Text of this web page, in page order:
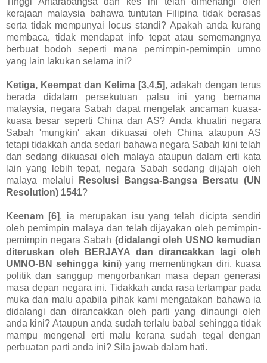
kerajaan malaysia bahawa tuntutan Filipina tidak berasas
serta tidak mempunyai locus standi? Apakah anda kurang
membaca, tidak mendapat info tepat atau sememangnya
berbuat bodoh seperti mana pemimpin-pemimpin umno
yang lain lakukan selama ini?
Ketiga, Keempat dan Kelima [3,4,5], adakah dengan terus
berada didalam persekutuan palsu ini yang bernama
malaysia, negara Sabah dapat mengelak ancaman kuasa-
kuasa besar seperti China dan AS? Anda khuatiri negara
Sabah 'mungkin' akan dikuasai oleh China ataupun AS
tetapi tidakkah anda sedari bahawa negara Sabah kini telah
dan sedang dikuasai oleh malaya ataupun dalam erti kata
lain yang lebih tepat, negara Sabah sedang dijajah oleh
malaya melalui
Resolusi Bangsa-Bangsa Bersatu (UN
Resolution) 1541?
Keenam [6], ia merupakan isu yang telah dicipta sendiri
oleh pemimpin malaya dan telah dijayakan oleh pemimpin-
pemimpin negara Sabah (didalangi oleh USNO kemudian
diteruskan oleh BERJAYA dan dirancakkan lagi oleh
UMNO-BN sehingga kini) yang mementingkan diri, kuasa
politik dan sanggup mengorbankan masa depan generasi
masa depan negara ini. Tidakkah anda rasa tertampar pada
muka dan malu apabila pihak kami mengatakan bahawa ia
didalangi dan dirancakkan oleh parti yang dinaungi oleh
anda kini? Ataupun anda sudah terlalu babal sehingga tidak
mampu mengenal erti malu kerana sudah tegal dengan
perbuatan parti anda ini? Sila jawab dalam hati.